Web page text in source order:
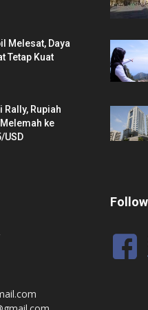
Melesat, Daya
Tetap Kuat
Rupiah
ke
USD